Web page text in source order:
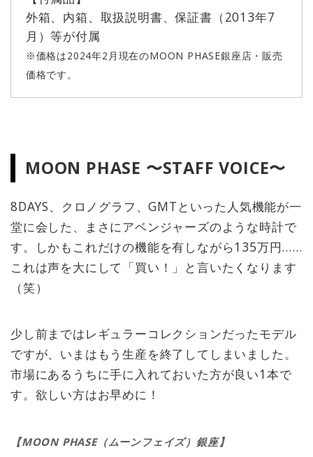
外箱、内箱、取扱説明書、保証書（2013年7
月）等が付属
※価格は2024年2月現在のMOON PHASE銀座店・販売
価格です。
MOON PHASE 〜STAFF VOICE〜
8DAYS、クロノグラフ、GMTといった人気機能が一
堂に会した、まさにアベンジャーズのような時計で
す。しかもこれだけの機能を有しながら135万円……
これは声を大にして「買い！」と言いたくなります
（笑）
少し前まではレギュラーコレクションだったモデル
ですが、いまはもう生産を終了してしまいました。
市場にあるうちに手に入れておいた方が良い1本で
す。欲しい方はお早めに！
【MOON PHASE（ムーンフェイズ）銀座】